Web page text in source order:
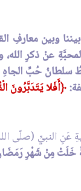
وبين معارفِ
عنْ ذكرِ
سلطانُ حُبِّ
﴿أَفَلا يَتَدَبَّرُونَ
عَنِ النبيِّ (صلّى
مِنْ شَهْرِ